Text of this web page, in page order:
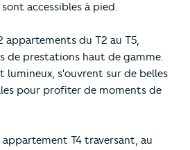
accessibles à pied.
appartements du T2 au T5,
de prestations haut de gamme.
lumineux, s'ouvrent sur de belles
pour profiter de moments de
T4 traversant, au